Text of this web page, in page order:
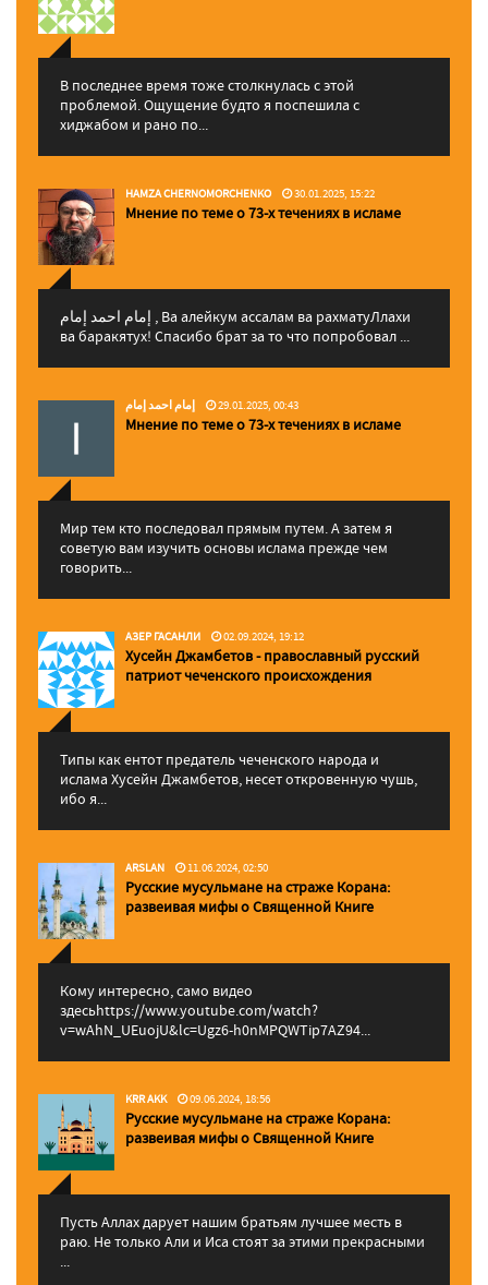
В последнее время тоже столкнулась с этой
проблемой. Ощущение будто я поспешила с
хиджабом и рано по...
HAMZA CHERNOMORCHENKO 30.01.2025, 15:22
Мнение по теме о 73-х течениях в исламе
إمام احمد إمام , Ва алейкум ассалам ва рахматуЛлахи
ва баракятух! Спасибо брат за то что попробовал ...
إمام احمد إمام 29.01.2025, 00:43
Мнение по теме о 73-х течениях в исламе
Мир тем кто последовал прямым путем. А затем я
советую вам изучить основы ислама прежде чем
говорить...
АЗЕР ГАСАНЛИ 02.09.2024, 19:12
Хусейн Джамбетов - православный русский
патриот чеченского происхождения
Типы как ентот предатель чеченского народа и
ислама Хусейн Джамбетов, несет откровенную чушь,
ибо я...
ARSLAN 11.06.2024, 02:50
Русские мусульмане на страже Корана:
pазвеивая мифы о Священной Книге
Кому интересно, само видео
здесьhttps://www.youtube.com/watch?
v=wAhN_UEuojU&lc=Ugz6-h0nMPQWTip7AZ94...
KRR AKK 09.06.2024, 18:56
Русские мусульмане на страже Корана:
pазвеивая мифы о Священной Книге
Пусть Аллах дарует нашим братьям лучшее месть в
раю. Не только Али и Иса стоят за этими прекрасными
...